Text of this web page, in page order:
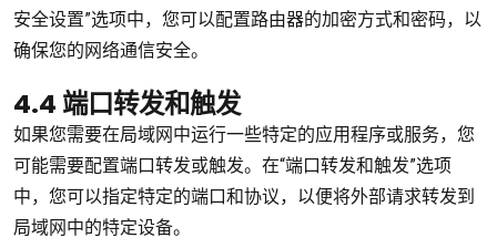
安全设置”选项中，您可以配置路由器的加密方式和密码，以
确保您的网络通信安全。
4.4 端口转发和触发
如果您需要在局域网中运行一些特定的应用程序或服务，您
可能需要配置端口转发或触发。在“端口转发和触发”选项
中，您可以指定特定的端口和协议，以便将外部请求转发到
局域网中的特定设备。